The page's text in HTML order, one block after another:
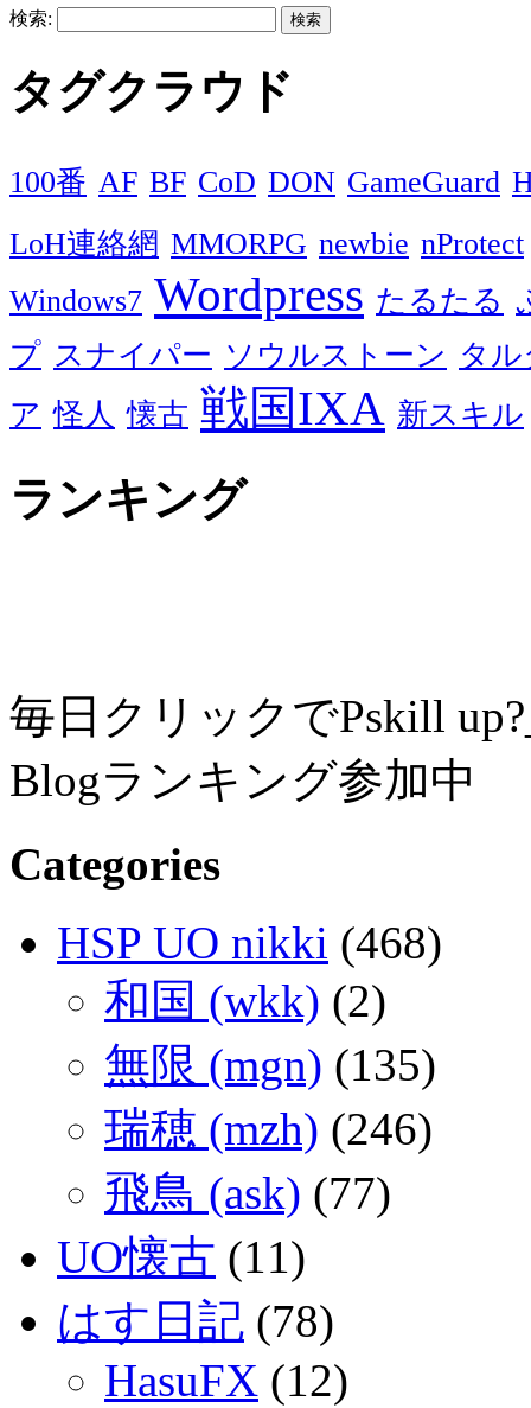
検索:
タグクラウド
100番 AF BF CoD DON GameGuard
LoH連絡網 MMORPG newbie nProtect
Windows7 Wordpress たるたる
プ スナイパー ソウルストーン タ
ア 怪人 懐古 戦国IXA 新スキル
ランキング
毎日クリックでPskill
Blogランキング参加中
Categories
HSP UO nikki (468)
和国 (wkk) (2)
無限 (mgn) (135)
瑞穂 (mzh) (246)
飛鳥 (ask) (77)
UO懐古 (11)
はす日記 (78)
HasuFX (12)